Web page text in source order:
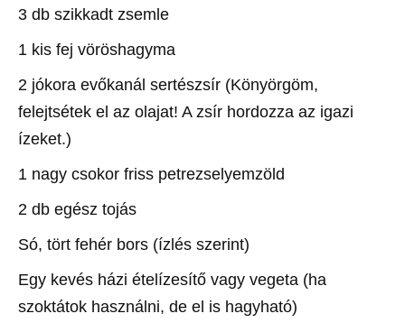
3 db szikkadt zsemle
1 kis fej vöröshagyma
2 jókora evőkanál sertészsír (Könyörgöm,
felejtsétek el az olajat! A zsír hordozza az igazi
ízeket.)
1 nagy csokor friss petrezselyemzöld
2 db egész tojás
Só, tört fehér bors (ízlés szerint)
Egy kevés házi ételízesítő vagy vegeta (ha
szoktátok használni, de el is hagyható)